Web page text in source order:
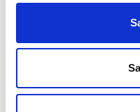
asianomaisille
8. Vahvistetaan
talousarvio sekä
jäsenten keskuudesta